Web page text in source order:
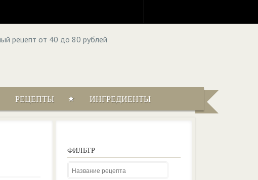
РЕЦЕПТЫ ИНГРЕДИЕНТЫ
ФИЛЬТР